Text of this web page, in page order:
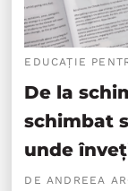
EDUCAȚIE
De la
schimbat
unde
DE ANDREEA